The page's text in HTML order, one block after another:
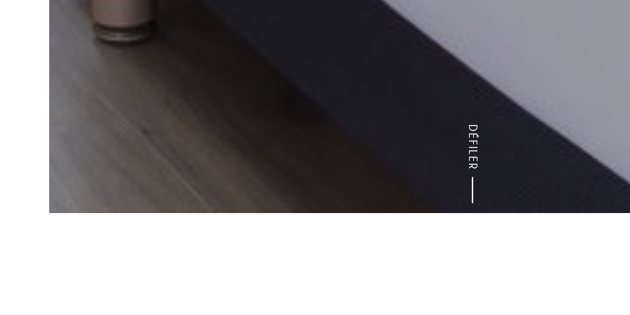
DÉFILER